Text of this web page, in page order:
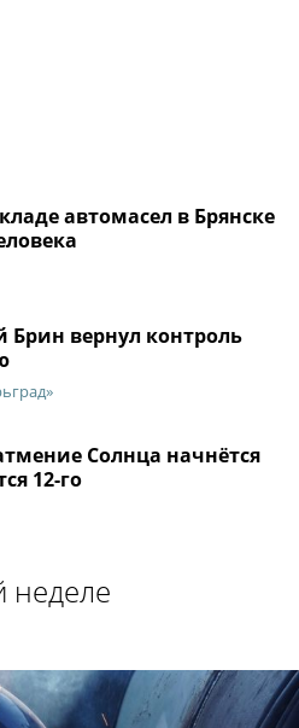
автомасел в Брянске
Брин вернул контроль
Солнца начнётся
12-го
неделе